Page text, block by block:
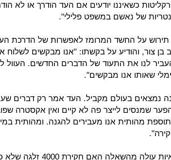
כשאיננו יודעים אם העד הודרך או לא
של נאשם במשפט פלילי".
על החשד המרומז לאפשרות של הדרכת
צור, והודיע על בקשתו: "אנו מבקשים לשלוח
לנו את התעוד של הדברים החדשים. העוול
שאותו אנו מבקשים".
נמצאים בעולם מקביל. העד אמר רק דברים
שמנסים לייצר פה לא קיים ואין אקסטרה
מהותית אנו מעבירים להגנה. ומהותית
2. סיפור פסילת הראיות עולה